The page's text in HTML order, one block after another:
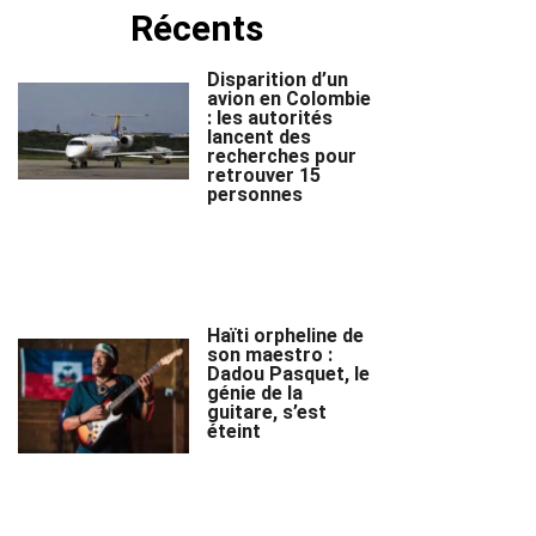
Récents
Disparition d’un
avion en Colombie
: les autorités
lancent des
recherches pour
retrouver 15
personnes
Haïti orpheline de
son maestro :
Dadou Pasquet, le
génie de la
guitare, s’est
éteint